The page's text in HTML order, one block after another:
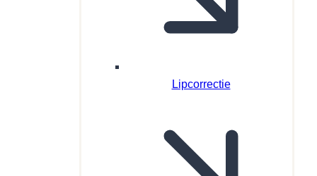
Lipcorrectie